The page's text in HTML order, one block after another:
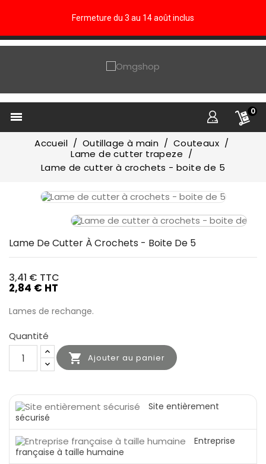
Fermeture du 3 au 14 août inclus
 0
Accueil Outillage à main
Couteaux
Lame de cutter trapeze
Lame de cutter à crochets - boite de 5
Lame De Cutter À Crochets - Boite De 5
3,41 € TTC
2,84 € HT
Lames de rechange.
Quantité
 Ajouter au panier
Site entièrement
sécurisé
Entreprise
française à taille humaine